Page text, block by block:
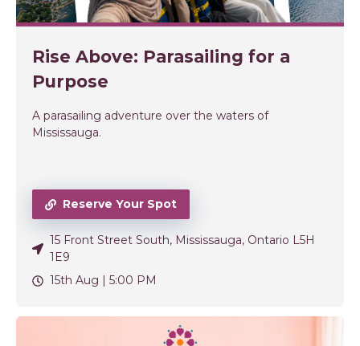
Rise Above: Parasailing for a
Purpose
A parasailing adventure over the waters of
Mississauga.
Reserve Your Spot
15 Front Street South, Mississauga, Ontario L5H
1E9
15th Aug | 5:00 PM